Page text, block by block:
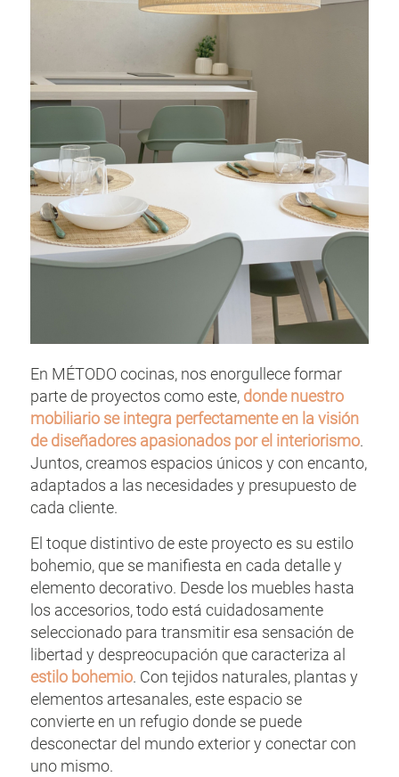
En MÉTODO cocinas, nos enorgullece formar
parte de proyectos como este, donde nuestro
mobiliario se integra perfectamente en la visión
de diseñadores apasionados por el interiorismo.
Juntos, creamos espacios únicos y con encanto,
adaptados a las necesidades y presupuesto de
cada cliente.
El toque distintivo de este proyecto es su estilo
bohemio, que se manifiesta en cada detalle y
elemento decorativo. Desde los muebles hasta
los accesorios, todo está cuidadosamente
seleccionado para transmitir esa sensación de
libertad y despreocupación que caracteriza al
estilo bohemio. Con tejidos naturales, plantas y
elementos artesanales, este espacio se
convierte en un refugio donde se puede
desconectar del mundo exterior y conectar con
uno mismo.